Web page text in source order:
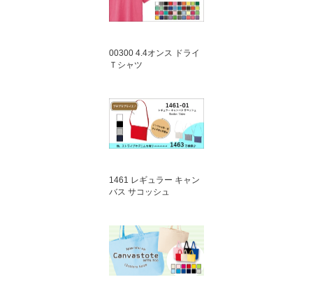
00300 4.4オンス ドライ
Ｔシャツ
1461 レギュラー キャン
バス サコッシュ